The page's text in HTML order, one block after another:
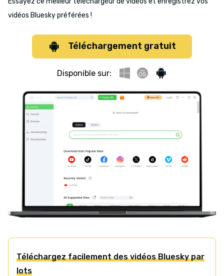
vidéos Bluesky préférées !
Téléchargement gratuit
Disponible sur:
Téléchargez facilement des vidéos Bluesky par
lots